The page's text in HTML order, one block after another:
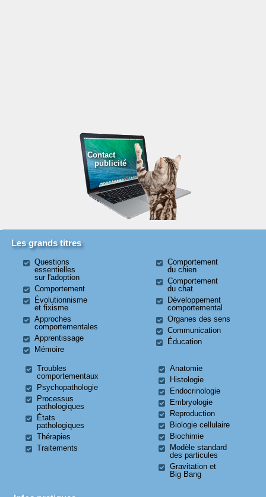
Contact
publicité
Les grands titres
Questions
essentielles
sur l'adoption
Comportement
Évolutionnisme
et fixisme
Approches
comportementales
Apprentissage
Mémoire
Comportement
du chien
Comportement
du chat
Développement
comportemental
Organes des sens
Communication
Éducation
Troubles
comportementaux
Psychopathologie
Processus
pathologiques
États
pathologiques
Thérapies
Traitements
Anatomie
Histologie
Endocrinologie
Embryologie
Reproduction
Biologie cellulaire
Biochimie
Modèle standard
des particules
Gravitation et
Big Bang